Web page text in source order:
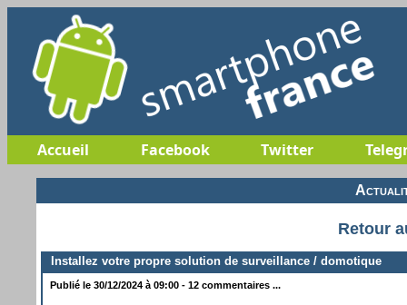
Accueil Facebook Twitter
Retour
Installez votre propre solution de surveillance / domotique
Publié le 30/12/2024 à 09:00 - 12 commentaires ...